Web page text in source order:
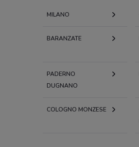
MILANO
BARANZATE
PADERNO
DUGNANO
COLOGNO MONZESE